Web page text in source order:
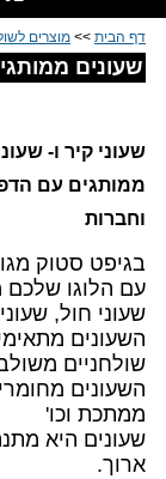
דף הבית >> מוצרים
שעונים
וחברות
בגיפט סטוק
עם הלוגו שלכם
שעוני חול,
השעונים
שולחניים
השעונים
ממתכת וכו'
שעונים היא
ארוך.